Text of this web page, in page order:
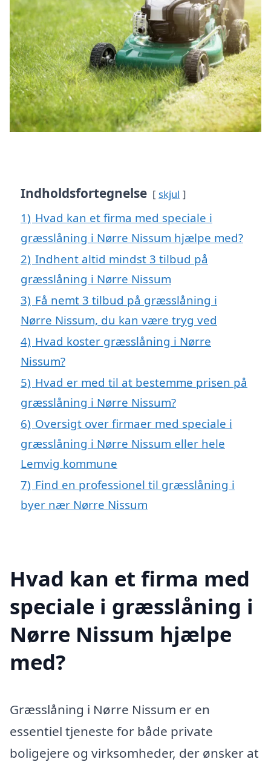
Indholdsfortegnelse skjul
1) Hvad kan et firma med speciale i
græsslåning i Nørre Nissum hjælpe med?
2) Indhent altid mindst 3 tilbud på
græsslåning i Nørre Nissum
3) Få nemt 3 tilbud på græsslåning i
Nørre Nissum, du kan være tryg ved
4) Hvad koster græsslåning i Nørre
Nissum?
5) Hvad er med til at bestemme prisen på
græsslåning i Nørre Nissum?
6) Oversigt over firmaer med speciale i
græsslåning i Nørre Nissum eller hele
Lemvig kommune
7) Find en professionel til græsslåning i
byer nær Nørre Nissum
Hvad kan et firma med
speciale i græsslåning i
Nørre Nissum hjælpe
med?
Græsslåning i Nørre Nissum er en
essentiel tjeneste for både private
boligejere og virksomheder, der ønsker at